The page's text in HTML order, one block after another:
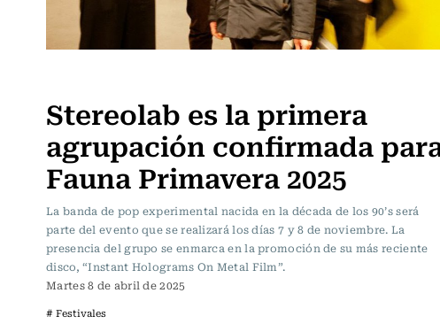
Stereolab es la primera
agrupación confirmada
Fauna Primavera 2025
La banda de pop experimental nacida en la década de los 90’s será
parte del evento que se realizará los días 7 y 8 de noviembre. La
presencia del grupo se enmarca en la promoción de su más reciente
disco, “Instant Holograms On Metal Film”.
Martes 8 de abril de 2025
# Festivales